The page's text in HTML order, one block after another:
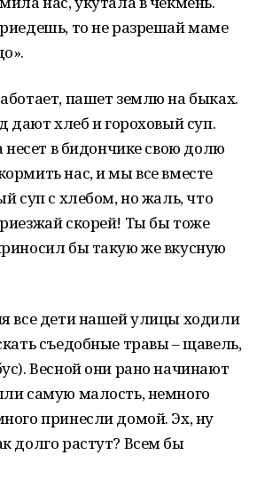
то не разрешай маме
пашет землю на быках.
дают хлеб и гороховый суп.
несет в бидончике свою долю
нас, и мы все вместе
суп с хлебом, но жаль, что
скорей! Ты бы тоже
бы такую же вкусную
все дети нашей улицы ходили
съедобные травы – щавель,
Весной они рано начинают
самую малость, немного
принесли домой. Эх, ну
долго растут? Всем бы